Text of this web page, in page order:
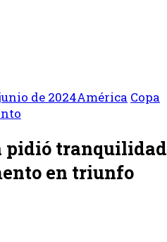
de 2024América Copa
pidió tranquilidad
en triunfo